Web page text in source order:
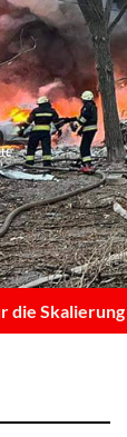
Skalierung